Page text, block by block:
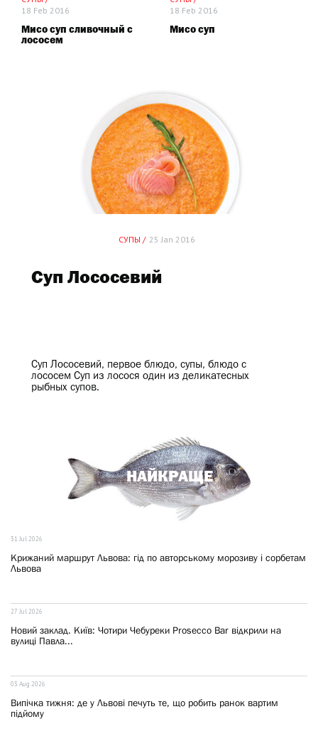
18 Feb 2016
Мисо суп сливочный с
лососем
18 Feb 2016
Мисо суп
СУПЫ / 25 Jan 2016
Суп Лососевий
Суп Лососевий, первое блюдо, супы, блюдо с
лососем Суп из лосося один из деликатесных
рыбных супов.
НАЙКРАЩЕ
31 Jul 2026
Крижаний маршрут Львова: гід по авторському морозиву і сорбетам
Львова
27 Jul 2026
Новий заклад. Київ: Чотири Чебуреки Prosecco Bar відкрили на
вулиці Павла...
03 Aug 2026
Випічка тижня: де у Львові печуть те, що робить ранок вартим
підйому